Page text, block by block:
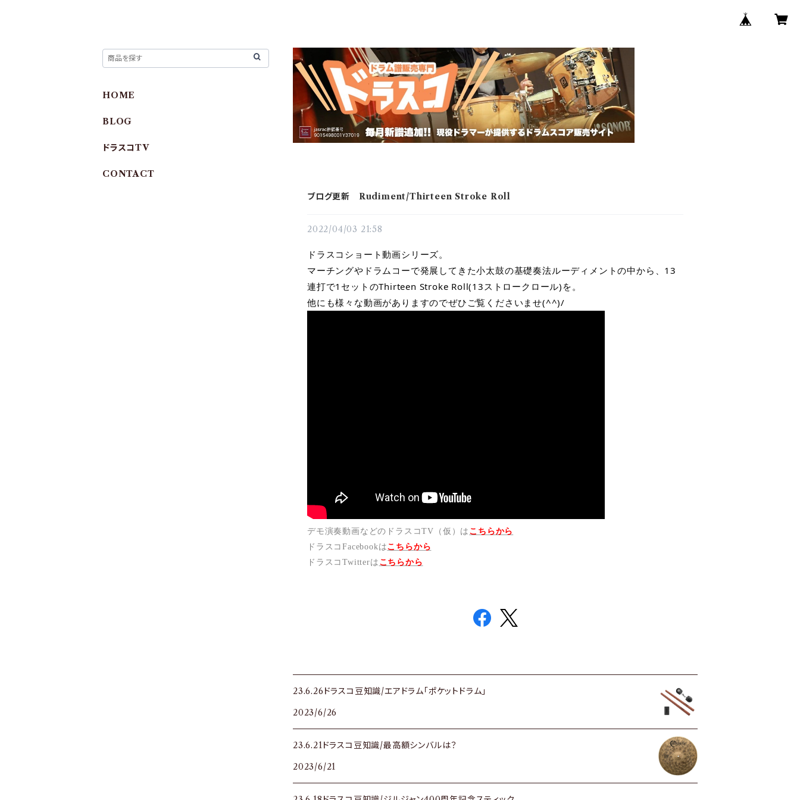
ブログ更新 Rudiment/Thirteen Stroke Roll
2022/04/03 21:58
ドラスコショート動画シリーズ。
マーチングやドラムコーで発展してきた小太鼓の基礎奏法ルーディメントの中から、13
連打で1セットのThirteen Stroke Roll(13ストロークロール)を。
他にも様々な動画がありますのでぜひご覧くださいませ(^^)/
デモ演奏動画などのドラスコTV（仮）は こちらから
ドラスコFacebookはこちらから
ドラスコTwitterは こちらから
23.6.26ドラスコ豆知識/エアドラム「ポケットドラム」
2023/6/26
23.6.21ドラスコ豆知識/最高額シンバルは？
2023/6/21
HOME
BLOG
ドラスコTV
CONTACT